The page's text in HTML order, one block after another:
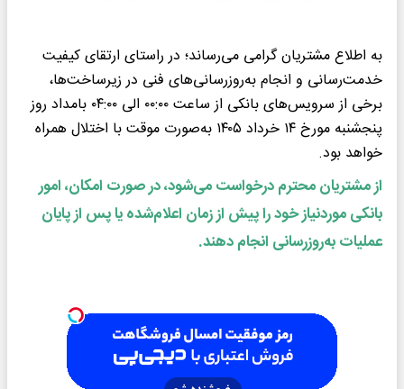
به اطلاع مشتریان گرامی می‌رساند؛ در راستای ارتقای کیفیت
خدمت‌رسانی و انجام به‌روزرسانی‌های فنی در زیرساخت‌ها،
برخی از سرویس‌های بانکی از ساعت ۰۰:۰۰ الی ۰۴:۰۰ بامداد روز
پنجشنبه مورخ ۱۴ خرداد ۱۴۰۵ به‌صورت موقت با اختلال همراه
خواهد بود.
از مشتریان محترم درخواست می‌شود، در صورت امکان، امور
بانکی موردنیاز خود را پیش از زمان اعلام‌شده یا پس از پایان
عملیات به‌روزرسانی انجام دهند.